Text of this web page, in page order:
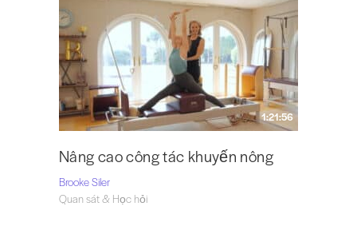
1:21:56
Nâng cao công tác khuyến nông
Brooke Siler
Quan sát & Học hỏi